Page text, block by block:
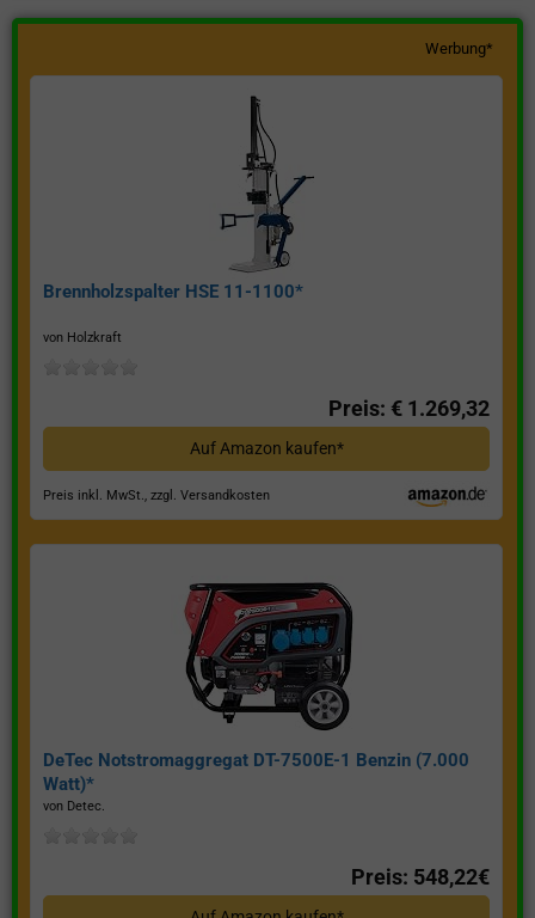
Werbung*
Brennholzspalter HSE 11-1100*
von Holzkraft
Preis: € 1.269,32
Auf Amazon kaufen*
Preis inkl. MwSt., zzgl. Versandkosten
DeTec Notstromaggregat DT-7500E-1 Benzin (7.000
Watt)*
von Detec.
Preis: 548,22€